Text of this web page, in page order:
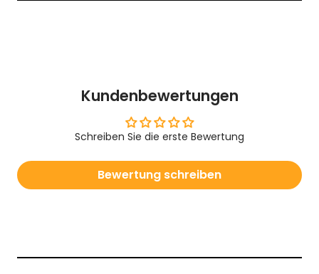
Kundenbewertungen
Schreiben Sie die erste Bewertung
Bewertung schreiben